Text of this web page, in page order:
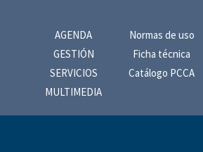
AGENDA
GESTIÓN
SERVICIOS
MULTIMEDIA
Normas de uso
Ficha técnica
Catálogo PCCA